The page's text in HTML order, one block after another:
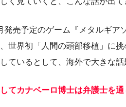
発売予定のゲーム 『メタルギ
世界初「人間の頭部移植」に
ているとして、海外で大きな話
てカナベーロ博士は弁護士を